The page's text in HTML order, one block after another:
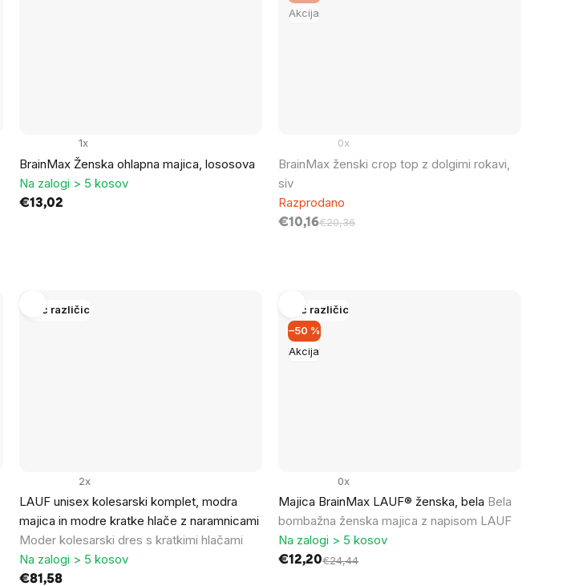
BrainMax Ženska ohlapna majica, lososova
1x
Na zalogi > 5 kosov
€13,02
Akcija
BrainMax ženski crop top z dolgimi rokavi,
siv
0x
Razprodano
€10,16€20,36
Več različic
LAUF unisex kolesarski komplet, modra
majica in modre kratke hlače z naramnicami
Moder kolesarski dres s kratkimi hlačami
2x
Na zalogi > 5 kosov
€81,58
Akcija
–50 %
Več različic
Majica BrainMax LAUF® ženska, bela Bela
bombažna ženska majica z napisom LAUF
0x
Na zalogi > 5 kosov
€12,20€24,44